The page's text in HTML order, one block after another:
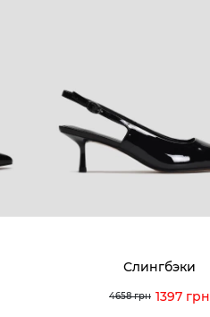
Слингбэки
4658 грн 1397 грн